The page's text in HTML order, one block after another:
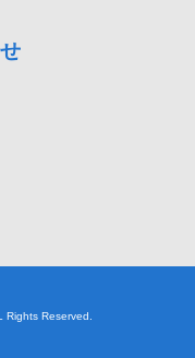
Rights Reserved.